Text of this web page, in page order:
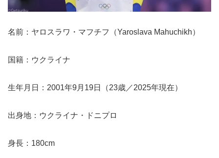
名前：ヤロスラワ・マフチフ（Yaroslava Mahuchikh）
国籍：ウクライナ
生年月日：2001年9月19日（23歳／2025年現在）
出身地：ウクライナ・ドニプロ
身長：180cm